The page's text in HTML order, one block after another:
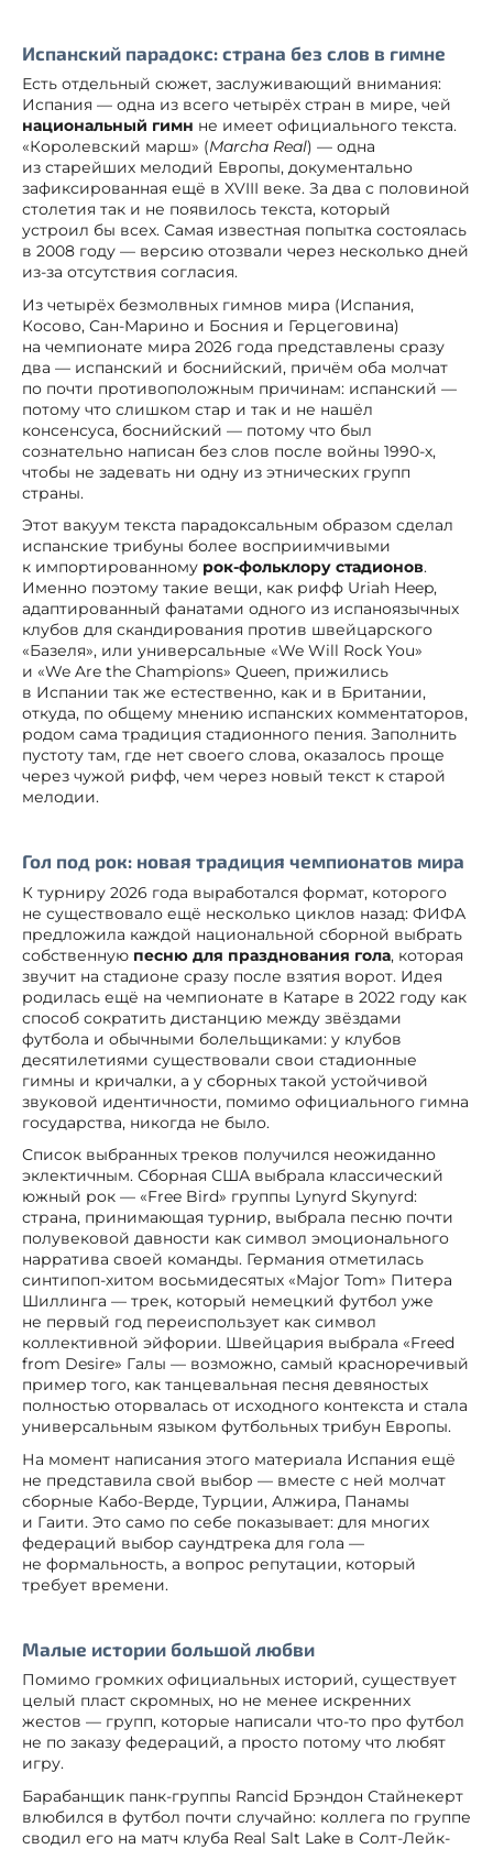
Испанский парадокс: страна без слов в гимне
Есть отдельный сюжет, заслуживающий внимания:
Испания — одна из всего четырёх стран в мире, чей
национальный гимн не имеет официального текста.
«Королевский марш» (Marcha Real) — одна
из старейших мелодий Европы, документально
зафиксированная ещё в XVIII веке. За два с половиной
столетия так и не появилось текста, который
устроил бы всех. Самая известная попытка состоялась
в 2008 году — версию отозвали через несколько дней
из-за отсутствия согласия.
Из четырёх безмолвных гимнов мира (Испания,
Косово, Сан-Марино и Босния и Герцеговина)
на чемпионате мира 2026 года представлены сразу
два — испанский и боснийский, причём оба молчат
по почти противоположным причинам: испанский —
потому что слишком стар и так и не нашёл
консенсуса, боснийский — потому что был
сознательно написан без слов после войны 1990-х,
чтобы не задевать ни одну из этнических групп
страны.
Этот вакуум текста парадоксальным образом сделал
испанские трибуны более восприимчивыми
к импортированному рок-фольклору стадионов.
Именно поэтому такие вещи, как рифф Uriah Heep,
адаптированный фанатами одного из испаноязычных
клубов для скандирования против швейцарского
«Базеля», или универсальные «We Will Rock You»
и «We Are the Champions» Queen, прижились
в Испании так же естественно, как и в Британии,
откуда, по общему мнению испанских комментаторов,
родом сама традиция стадионного пения. Заполнить
пустоту там, где нет своего слова, оказалось проще
через чужой рифф, чем через новый текст к старой
мелодии.
Гол под рок: новая традиция чемпионатов мира
К турниру 2026 года выработался формат, которого
не существовало ещё несколько циклов назад: ФИФА
предложила каждой национальной сборной выбрать
собственную песню для празднования гола, которая
звучит на стадионе сразу после взятия ворот. Идея
родилась ещё на чемпионате в Катаре в 2022 году как
способ сократить дистанцию между звёздами
футбола и обычными болельщиками: у клубов
десятилетиями существовали свои стадионные
гимны и кричалки, а у сборных такой устойчивой
звуковой идентичности, помимо официального гимна
государства, никогда не было.
Список выбранных треков получился неожиданно
эклектичным. Сборная США выбрала классический
южный рок — «Free Bird» группы Lynyrd Skynyrd:
страна, принимающая турнир, выбрала песню почти
полувековой давности как символ эмоционального
нарратива своей команды. Германия отметилась
синтипоп-хитом восьмидесятых «Major Tom» Питера
Шиллинга — трек, который немецкий футбол уже
не первый год переиспользует как символ
коллективной эйфории. Швейцария выбрала «Freed
from Desire» Галы — возможно, самый красноречивый
пример того, как танцевальная песня девяностых
полностью оторвалась от исходного контекста и стала
универсальным языком футбольных трибун Европы.
На момент написания этого материала Испания ещё
не представила свой выбор — вместе с ней молчат
сборные Кабо-Верде, Турции, Алжира, Панамы
и Гаити. Это само по себе показывает: для многих
федераций выбор саундтрека для гола —
не формальность, а вопрос репутации, который
требует времени.
Малые истории большой любви
Помимо громких официальных историй, существует
целый пласт скромных, но не менее искренних
жестов — групп, которые написали что-то про футбол
не по заказу федераций, а просто потому что любят
игру.
Барабанщик панк-группы Rancid Брэндон Стайнекерт
влюбился в футбол почти случайно: коллега по группе
сводил его на матч клуба Real Salt Lake в Солт-Лейк-